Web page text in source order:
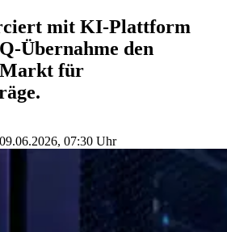
mit KI-Plattform
Übernahme den
Markt für
09.06.2026, 07:30 Uhr